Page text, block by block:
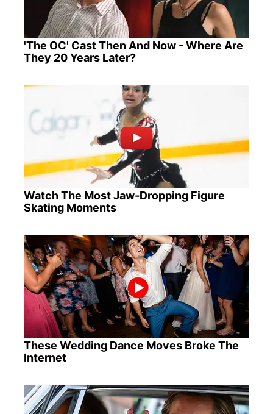
'The OC' Cast Then And Now - Where Are
They 20 Years Later?
Watch The Most Jaw‑Dropping Figure
Skating Moments
These Wedding Dance Moves Broke The
Internet